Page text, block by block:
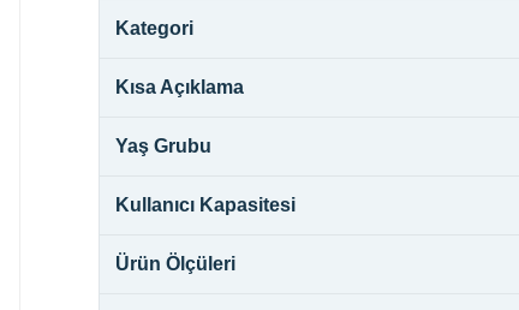
Kategori
Kısa Açıklama
Yaş Grubu
Kullanıcı Kapasitesi
Ürün Ölçüleri